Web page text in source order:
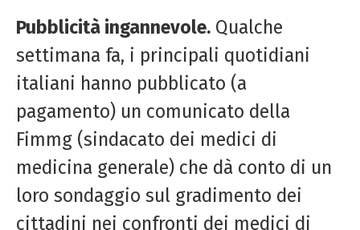
Pubblicità ingannevole. Qualche
settimana fa, i principali quotidiani
italiani hanno pubblicato (a
pagamento) un comunicato della
Fimmg (sindacato dei medici di
medicina generale) che dà conto di un
loro sondaggio sul gradimento dei
cittadini nei confronti dei medici di